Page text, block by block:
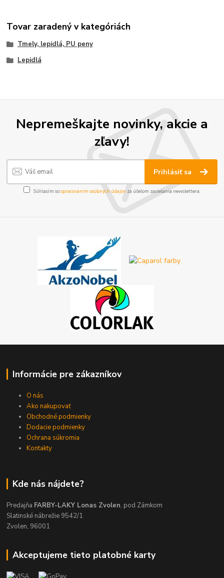
Tovar zaradený v kategóriách
Tmely, lepidlá, PU peny
Lepidlá
Nepremeškajte novinky, akcie a
zľavy!
Prihlásiť sa
Súhlasím sospracovaním osobných údajov za účelom zasielania newslettera.
Informácie pre zákazníkov
O nás
Ako nakupovať
Obchodné podmienky
Dodacie podmienky
Ochrana súkromia
Kontakty
Kde nás nájdete?
Predajňa FARBY-LAKY Lonas Zvolen, pod Zámkom
Slatinské nábrežie 9542/1
Zvolen, 96001
Akceptujeme tieto platobné karty